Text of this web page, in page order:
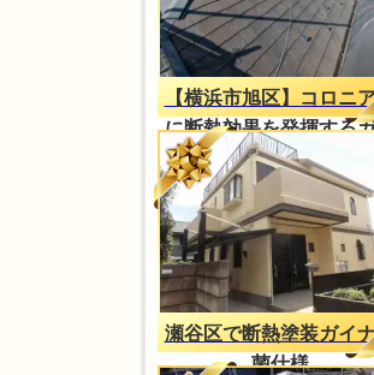
【横浜市旭区】コロニ
に断熱効果を発揮する
ナ塗装
瀬谷区で断熱塗装ガイ
菌仕様